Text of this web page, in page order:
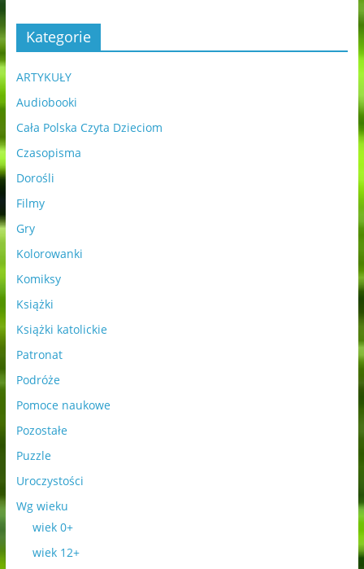
Kategorie
ARTYKUŁY
Audiobooki
Cała Polska Czyta Dzieciom
Czasopisma
Dorośli
Filmy
Gry
Kolorowanki
Komiksy
Książki
Książki katolickie
Patronat
Podróże
Pomoce naukowe
Pozostałe
Puzzle
Uroczystości
Wg wieku
wiek 0+
wiek 12+